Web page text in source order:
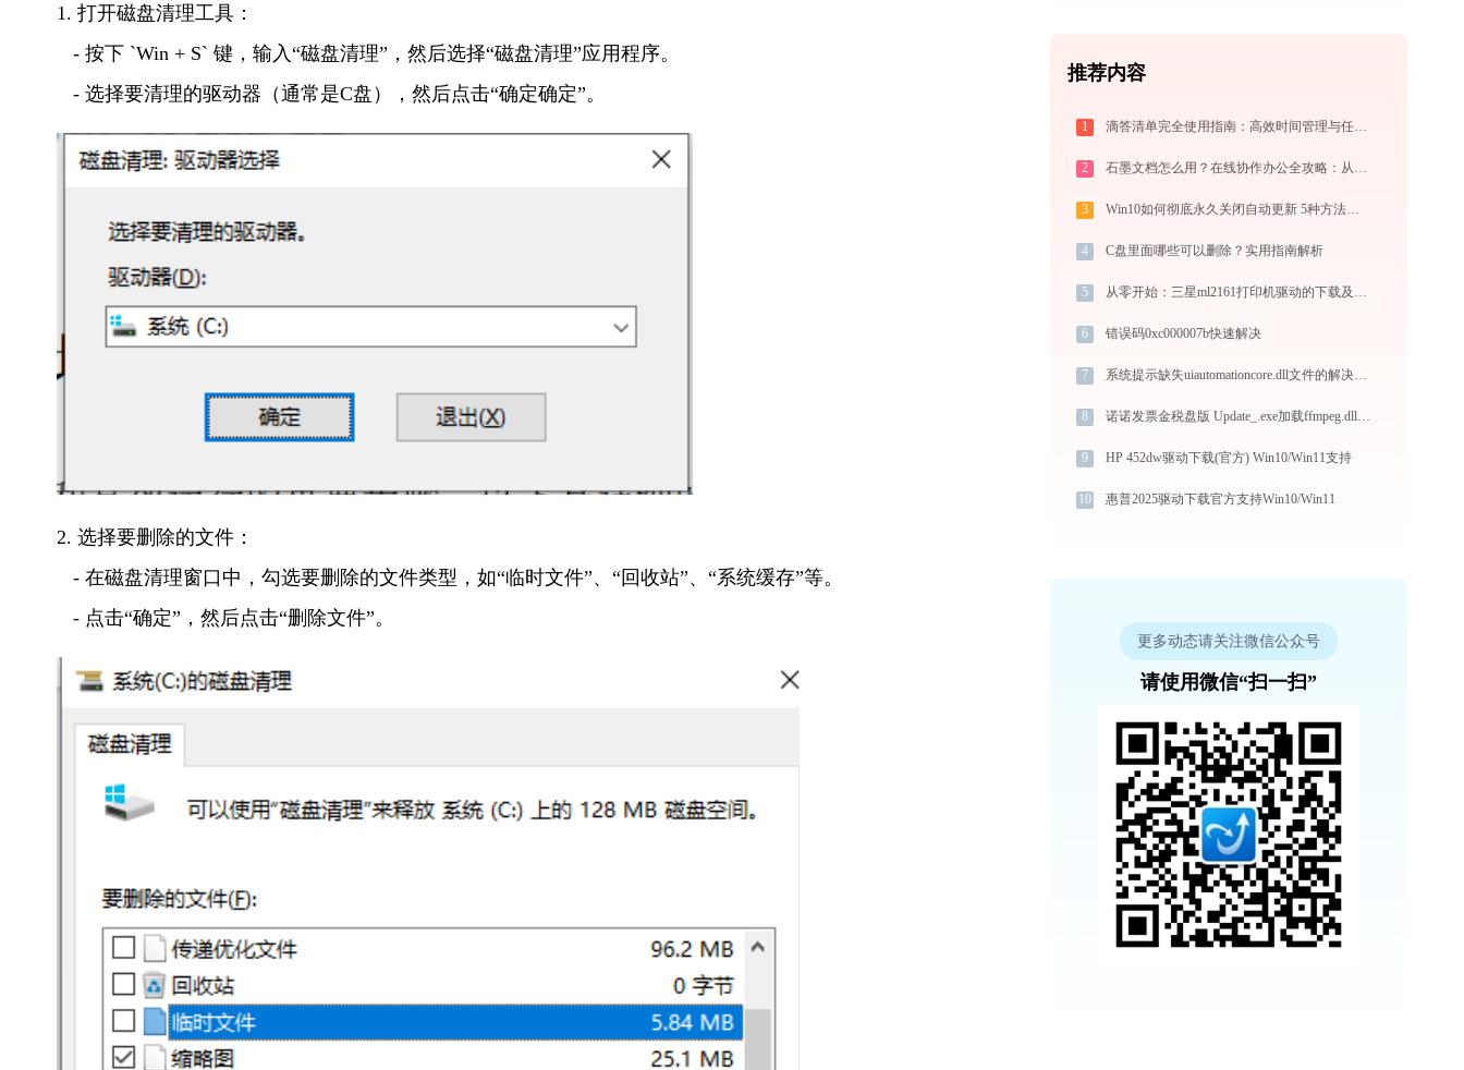
1. 打开磁盘清理工具：
- 按下 `Win + S` 键，输入“磁盘清理”，然后选择“磁盘清理”应用程序。
- 选择要清理的驱动器（通常是C盘），然后点击“确定确定”。
2. 选择要删除的文件：
- 在磁盘清理窗口中，勾选要删除的文件类型，如“临时文件”、“回收站”、“系统缓存”等。
- 点击“确定”，然后点击“删除文件”。
推荐内容
1 滴答清单完全使用指南：高效时间管理与任务规划工具，让你的每一天井井有条
2 石墨文档怎么用？在线协作办公全攻略：从注册到团队高效协同
3 Win10如何彻底永久关闭自动更新 5种方法教你永久关闭win10自动更新
4 C盘里面哪些可以删除？实用指南解析
5 从零开始：三星ml2161打印机驱动的下载及安装流程
6 错误码0xc000007b快速解决
7 系统提示缺失uiautomationcore.dll文件的解决方法
8 诺诺发票金税盘版 Update_.exe加载ffmpeg.dll文件丢失处理办法
9 HP 452dw驱动下载(官方) Win10/Win11支持
10 惠普2025驱动下载官方支持Win10/Win11
更多动态请关注微信公众号
请使用微信“扫一扫”